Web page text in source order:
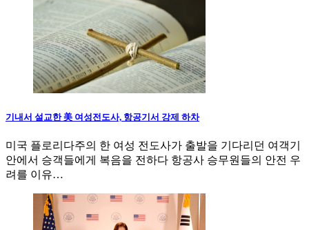
기내서 설교한 美 여성전도사, 항공기서 강제 하차
미국 플로리다주의 한 여성 전도사가 출발을 기다리던 여객기
안에서 승객들에게 복음을 전하다 항공사 승무원들의 안전 우
려를 이유…